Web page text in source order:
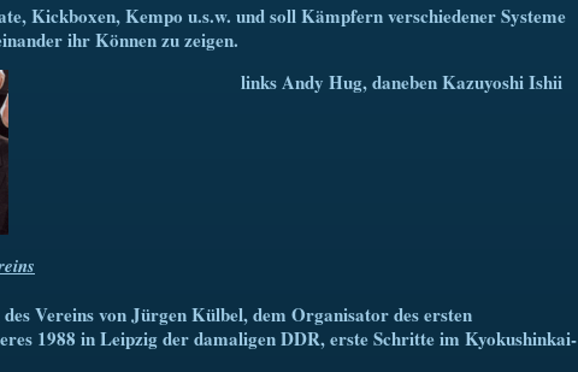
Kickboxen, Kempo u.s.w. und soll Kämpfern verschiedener Systeme
ihr Können zu zeigen.
links Andy Hug, daneben Kazuyoshi Ishii
Vereins von Jürgen Külbel, dem Organisator des ersten
1988 in Leipzig der damaligen DDR, erste Schritte im Kyokushinkai-